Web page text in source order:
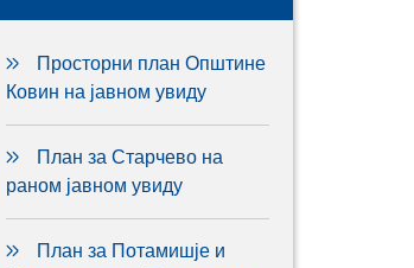
Просторни план Општине
Ковин на јавном увиду
План за Старчево на
раном јавном увиду
План за Потамишје и